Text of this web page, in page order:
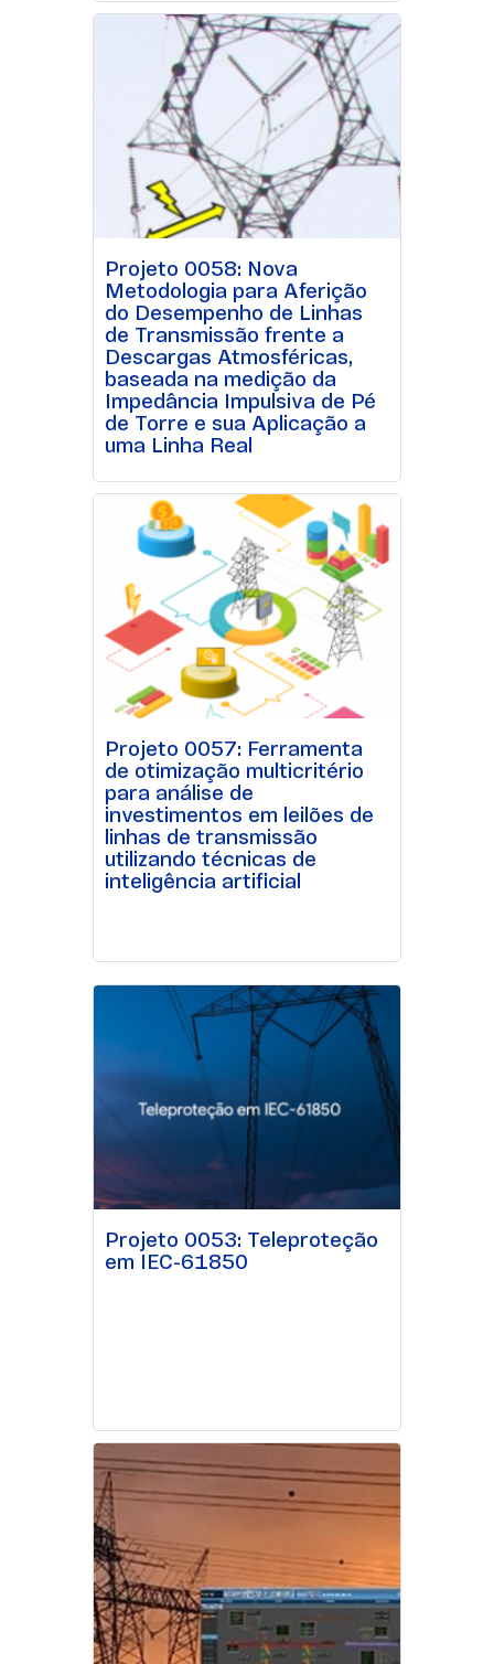
Projeto 0058: Nova
Metodologia para Aferição
do Desempenho de Linhas
de Transmissão frente a
Descargas Atmosféricas,
baseada na medição da
Impedância Impulsiva de Pé
de Torre e sua Aplicação a
uma Linha Real
Projeto 0057: Ferramenta
de otimização multicritério
para análise de
investimentos em leilões de
linhas de transmissão
utilizando técnicas de
inteligência artificial
Projeto 0053: Teleproteção
em IEC-61850